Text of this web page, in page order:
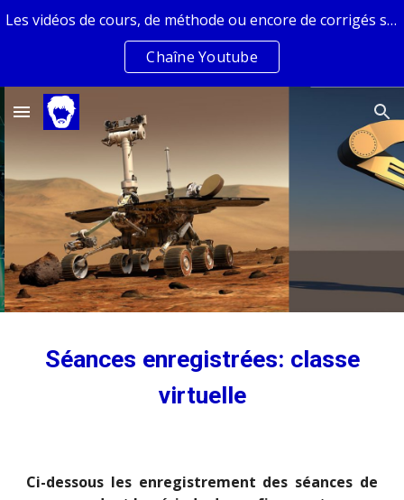
Skip to navigation
Les vidéos de cours, de méthode ou encore de corrigés sont sur la chaîne youtube de Guillaume Fraysse
Chaîne Youtube
Séances enregistrées: classe
virtuelle
Ci-dessous les enregistrement des séances de